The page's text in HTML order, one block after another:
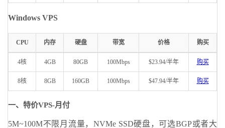
Windows VPS
CPU 内存 硬盘 带宽 价格 购买
4核 4GB 80GB 100Mbps $23.94/半年 购买
8核 8GB 160GB 100Mbps $47.94/半年 购买
一、特价VPS-月付
5M~100M不限月流量，NVMe SSD硬盘，可选BGP或者大